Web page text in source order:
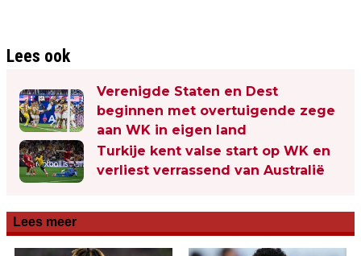
Lees ook
Verenigde Staten en Dest
beginnen met overtuigende zege
aan WK in eigen land
Turkije kent valse start op WK en
verliest verrassend van Australië